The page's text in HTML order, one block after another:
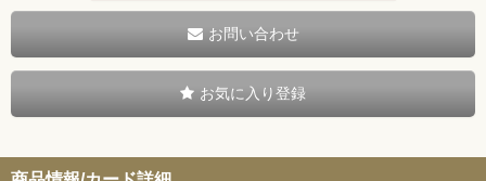
お問い合わせ
お気に入り登録